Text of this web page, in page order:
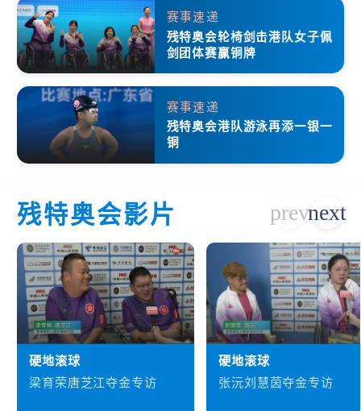
赛事速递
残特奥会轮椅剑击港队女子佩
剑团体赛赢铜牌
赛事速递
残特奥会港队游泳再添一银一
铜
残特奥会影片
硬地滚球
梁育荣唐芝江夺金专访
硬地滚球
张沅刘慧茵夺金专访